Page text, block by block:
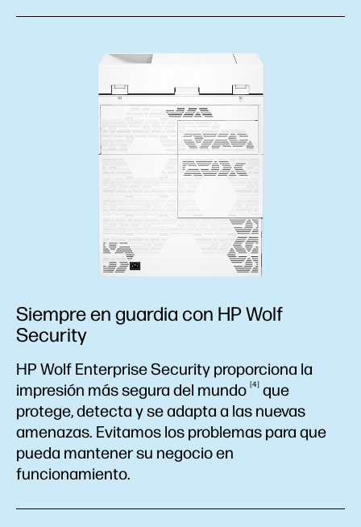
Siempre en guardia con HP Wolf
Security
HP Wolf Enterprise Security proporciona la
impresión más segura del mundo 4
que
protege, detecta y se adapta a las nuevas
amenazas. Evitamos los problemas para que
pueda mantener su negocio en
funcionamiento.